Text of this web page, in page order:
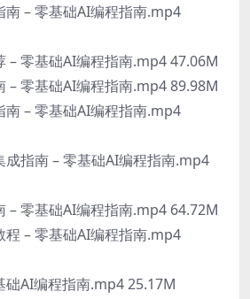
南 – 零基础AI编程指南.mp4
– 零基础AI编程指南.mp4 47.06M
– 零基础AI编程指南.mp4 89.98M
南 – 零基础AI编程指南.mp4
成指南 – 零基础AI编程指南.mp4
– 零基础AI编程指南.mp4 64.72M
程 – 零基础AI编程指南.mp4
础AI编程指南.mp4 25.17M